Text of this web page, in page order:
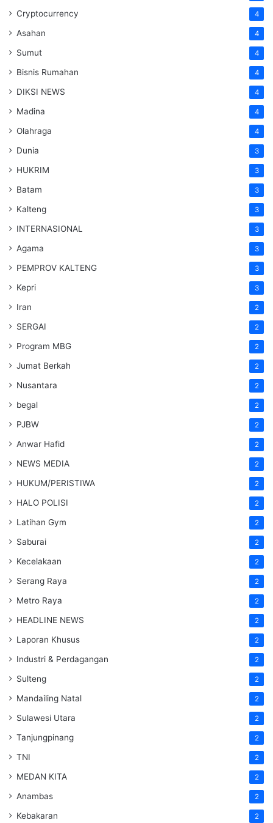
Cryptocurrency 4
Asahan 4
Sumut 4
Bisnis Rumahan 4
DIKSI NEWS 4
Madina 4
Olahraga 4
Dunia 3
HUKRIM 3
Batam 3
Kalteng 3
INTERNASIONAL 3
Agama 3
PEMPROV KALTENG 3
Kepri 3
Iran 2
SERGAI 2
Program MBG 2
Jumat Berkah 2
Nusantara 2
begal 2
PJBW 2
Anwar Hafid 2
NEWS MEDIA 2
HUKUM/PERISTIWA 2
HALO POLISI 2
Latihan Gym 2
Saburai 2
Kecelakaan 2
Serang Raya 2
Metro Raya 2
HEADLINE NEWS 2
Laporan Khusus 2
Industri & Perdagangan 2
Sulteng 2
Mandailing Natal 2
Sulawesi Utara 2
Tanjungpinang 2
TNI 2
MEDAN KITA 2
Anambas 2
Kebakaran 2